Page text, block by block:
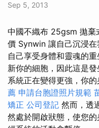
Sep 5, 2013
中國不織布 25gsm 拋棄
價 Synwin 讓自己沉浸
自己享受身體和靈魂的
新你的細胞，因此這是
系統正在變得更強，你
薦 申請台胞證照片規範
矯正 公司登記 然而，透
然處於開啟狀態，使您